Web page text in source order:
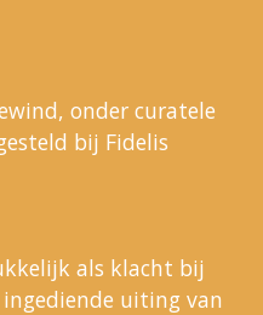
onder curatele
bij Fidelis
als klacht bij
uiting van